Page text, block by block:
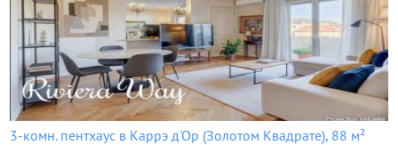
3-комн. пентхаус в Каррэ д'Ор (Золотом Квадрате), 88 м²